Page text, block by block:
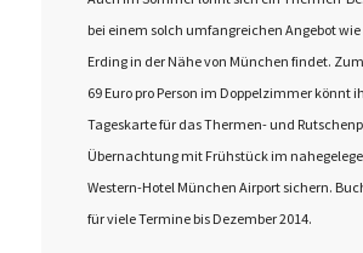
bei einem solch umfangreichen Angebot
Erding in der Nähe von München findet.
69 Euro pro Person im Doppelzimmer könnt
Tageskarte für das Thermen- und
Übernachtung mit Frühstück im
Western-Hotel München Airport sichern.
für viele Termine bis Dezember 2014.